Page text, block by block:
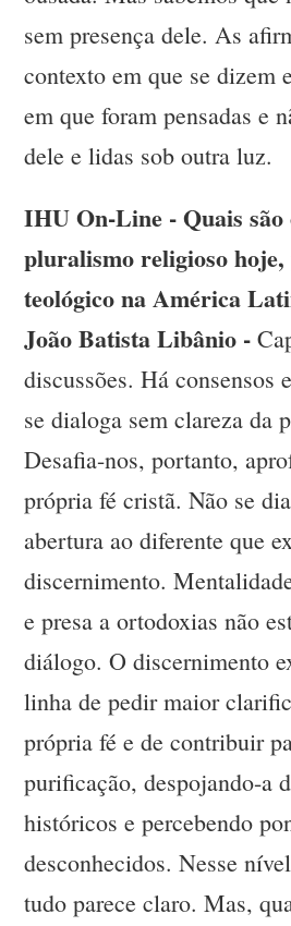
sem presença dele. As
contexto em que se dizem
em que foram pensadas e
dele e lidas sob outra luz.
IHU On-Line - Quais são
pluralismo religioso
teológico na América
João Batista Libânio -
discussões. Há consensos
se dialoga sem clareza da
Desafia-nos, portanto,
própria fé cristã. Não se
abertura ao diferente que
discernimento.
e presa a ortodoxias não
diálogo. O discernimento
linha de pedir maior
própria fé e de contribuir
purificação, despojando-a
históricos e percebendo
desconhecidos. Nesse
tudo parece claro. Mas,